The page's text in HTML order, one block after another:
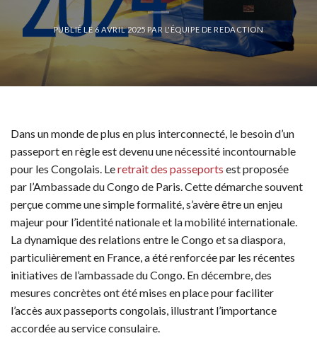
PUBLIÉ LE6 AVRIL 2025 PAR L'ÉQUIPE DE REDACTION
Dans un monde de plus en plus interconnecté, le besoin d’un
passeport en règle est devenu une nécessité incontournable
pour les Congolais. Leretrait des passeports est proposée
par l’Ambassade du Congo de Paris. Cette démarche souvent
perçue comme une simple formalité, s’avère être un enjeu
majeur pour l’identité nationale et la mobilité internationale.
La dynamique des relations entre le Congo et sa diaspora,
particulièrement en France, a été renforcée par les récentes
initiatives de l’ambassade du Congo. En décembre, des
mesures concrètes ont été mises en place pour faciliter
l’accès aux passeports congolais, illustrant l’importance
accordée au service consulaire.